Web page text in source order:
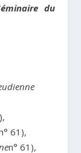
du
61),
n° 61),